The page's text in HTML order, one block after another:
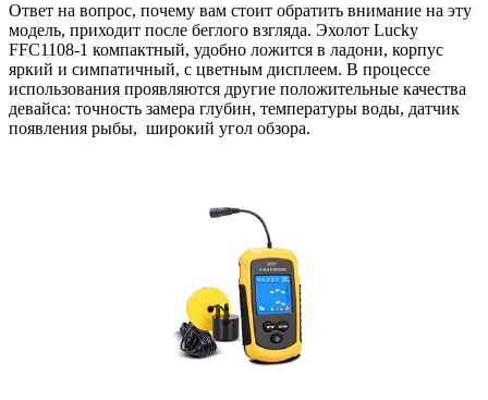
Ответ на вопрос, почему вам стоит обратить внимание на эту
модель, приходит после беглого взгляда. Эхолот Lucky
FFC1108-1 компактный, удобно ложится в ладони, корпус
яркий и симпатичный, с цветным дисплеем. В процессе
использования проявляются другие положительные качества
девайса: точность замера глубин, температуры воды, датчик
появления рыбы, широкий угол обзора.